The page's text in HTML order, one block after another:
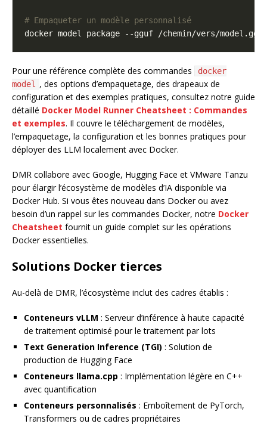
# Empaqueter un modèle personnalisé
Pour une référence complète des commandes
docker
model , des options d’empaquetage, des drapeaux de
configuration et des exemples pratiques, consultez notre guide
détaillé Docker Model Runner Cheatsheet : Commandes
et exemples. Il couvre le téléchargement de modèles,
l’empaquetage, la configuration et les bonnes pratiques pour
déployer des LLM localement avec Docker.
DMR collabore avec Google, Hugging Face et VMware Tanzu
pour élargir l’écosystème de modèles d’IA disponible via
Docker Hub. Si vous êtes nouveau dans Docker ou avez
besoin d’un rappel sur les commandes Docker, notre Docker
Cheatsheet fournit un guide complet sur les opérations
Docker essentielles.
Solutions Docker tierces
Au-delà de DMR, l’écosystème inclut des cadres établis :
Conteneurs vLLM : Serveur d’inférence à haute capacité
de traitement optimisé pour le traitement par lots
Text Generation Inference (TGI) : Solution de
production de Hugging Face
Conteneurs llama.cpp : Implémentation légère en C++
avec quantification
Conteneurs personnalisés : Emboîtement de PyTorch,
Transformers ou de cadres propriétaires